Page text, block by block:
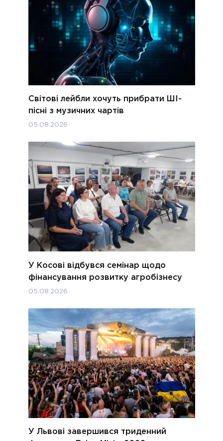
Світові лейбли хочуть прибрати ШІ-
пісні з музичних чартів
05.08.2026
У Косові відбувся семінар щодо
фінансування розвитку агробізнесу
05.08.2026
У Львові завершився триденний